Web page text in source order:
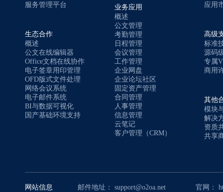
服务管理平台
生态合作
概述
公文在线编辑器
Office文档在线协作
电子签章用印管理
OFD版式文件处理
网络会议系统
电子邮件系统
BI与数据可视化
国产基础环境支持
业务应用
概述
公文管理
考勤管理
日程管理
会议管理
工作管理
企业网盘
企业论坛社区
固定资产管理
合同管理
人事管理
信息管理
云笔记
客户管理（CRM）
应用
高级
标准
源码
专属
商用
其他
模块
解决
资质
共享
网站信息 邮件地址： support@o2oa.net 官网：